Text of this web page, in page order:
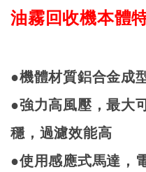
油霧回收機本體
●機體材質鋁合金成
●強力高風壓，最大
穩，過濾效能高
●使用感應式馬達，